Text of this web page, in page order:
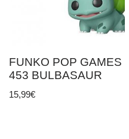
FUNKO POP GAMES
453 BULBASAUR
15,99€